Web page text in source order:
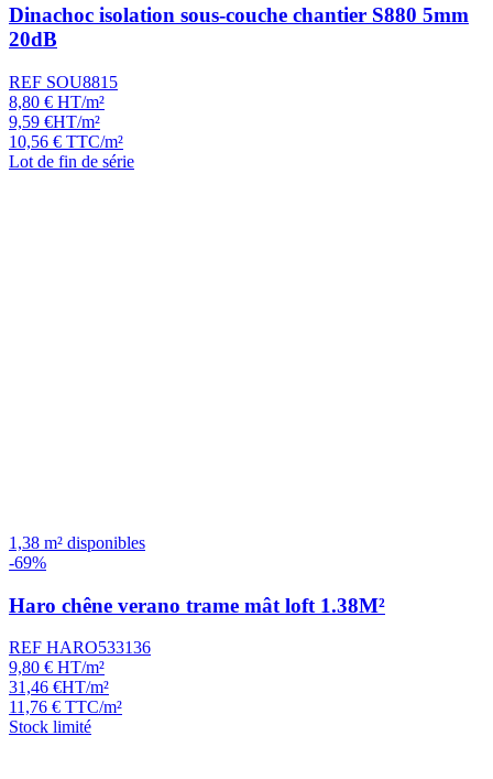
Dinachoc isolation sous-couche chantier S880 5mm
20dB
REF SOU8815
8,80 € HT/m²
9,59 €HT/m²
10,56 € TTC/m²
Lot de fin de série
1,38 m² disponibles
-69%
Haro chêne verano trame mât loft 1.38M²
REF HARO533136
9,80 € HT/m²
31,46 €HT/m²
11,76 € TTC/m²
Stock limité